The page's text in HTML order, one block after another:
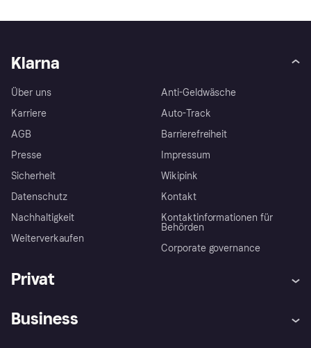
Klarna
Über uns
Karriere
AGB
Presse
Sicherheit
Datenschutz
Nachhaltigkeit
Weiterverkaufen
Anti-Geldwäsche
Auto-Track
Barrierefreiheit
Impressum
Wikipink
Kontakt
Kontaktinformationen für
Behörden
Corporate governance
Privat
Business